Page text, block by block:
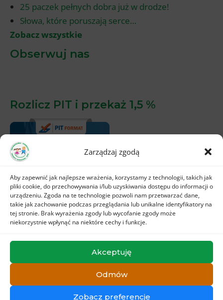
Zarządzaj zgodą
Aby zapewnić jak najlepsze wrażenia, korzystamy z technologii, takich jak
pliki cookie, do przechowywania i/lub uzyskiwania dostępu do informacji o
urządzeniu. Zgoda na te technologie pozwoli nam przetwarzać dane,
takie jak zachowanie podczas przeglądania lub unikalne identyfikatory na
tej stronie. Brak wyrażenia zgody lub wycofanie zgody może
niekorzystnie wpłynąć na niektóre cechy i funkcje.
Akceptuję
Odmów
Zobacz preferencje
25 paczek pełnych dobra już w drodze!
Słowa, które poruszają serce…
Zobacz wszystkie
Obserwuj nas
Rozlicz PIT i przekaż 1,5 %
Copyright © PomocDzieciom